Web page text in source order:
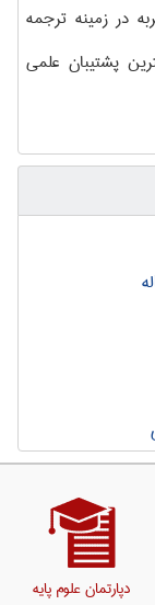
در زمینه ترجمه
پشتیبان علمی
دپارتمان علوم پایه